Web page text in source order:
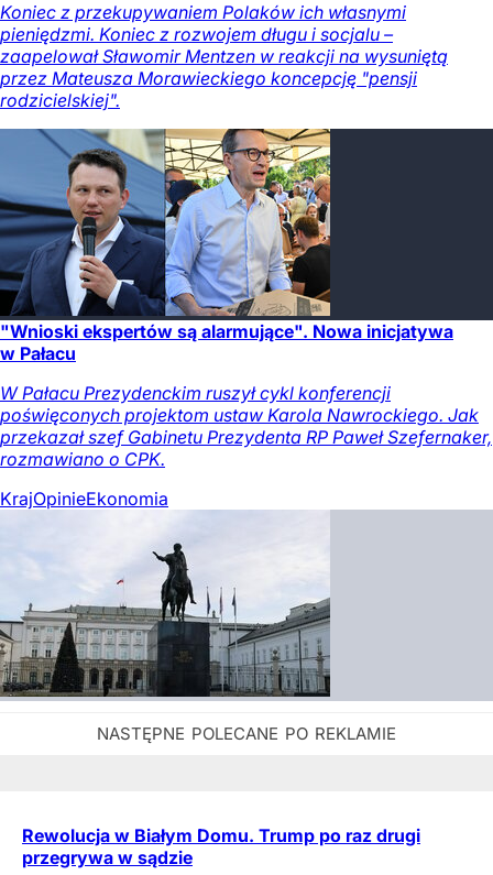
Koniec z przekupywaniem Polaków ich własnymi
pieniędzmi. Koniec z rozwojem długu i socjalu –
zaapelował Sławomir Mentzen w reakcji na wysuniętą
przez Mateusza Morawieckiego koncepcję "pensji
rodzicielskiej".
"Wnioski ekspertów są alarmujące". Nowa inicjatywa
w Pałacu
W Pałacu Prezydenckim ruszył cykl konferencji
poświęconych projektom ustaw Karola Nawrockiego. Jak
przekazał szef Gabinetu Prezydenta RP Paweł Szefernaker,
rozmawiano o CPK.
KrajOpinieEkonomia
Rewolucja w Białym Domu. Trump po raz drugi
przegrywa w sądzie